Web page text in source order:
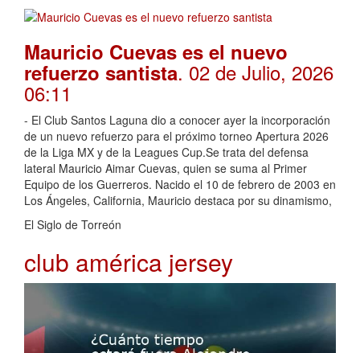
Mauricio Cuevas es el nuevo
refuerzo santista. 02 de Julio, 2026
06:11
- El Club Santos Laguna dio a conocer ayer la incorporación
de un nuevo refuerzo para el próximo torneo Apertura 2026
de la Liga MX y de la Leagues Cup.Se trata del defensa
lateral Mauricio Aimar Cuevas, quien se suma al Primer
Equipo de los Guerreros. Nacido el 10 de febrero de 2003 en
Los Ángeles, California, Mauricio destaca por su dinamismo,
El Siglo de Torreón
club américa jersey